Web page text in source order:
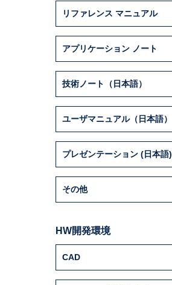
リファレンス マニュアル
アプリケーション ノート
技術ノート（日本語）
ユーザマニュアル（日本語）
プレゼンテーション (日本語)
その他
HW開発環境
CAD